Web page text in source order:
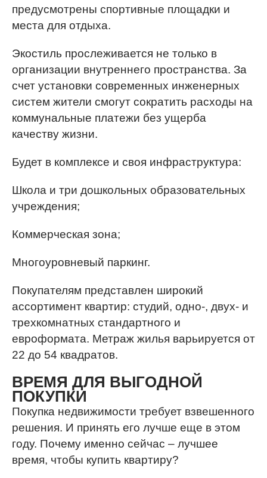
предусмотрены спортивные площадки и
места для отдыха.
Экостиль прослеживается не только в
организации внутреннего пространства. За
счет установки современных инженерных
систем жители смогут сократить расходы на
коммунальные платежи без ущерба
качеству жизни.
Будет в комплексе и своя инфраструктура:
Школа и три дошкольных образовательных
учреждения;
Коммерческая зона;
Многоуровневый паркинг.
Покупателям представлен широкий
ассортимент квартир: студий, одно-, двух- и
трехкомнатных стандартного и
евроформата. Метраж жилья варьируется от
22 до 54 квадратов.
ВРЕМЯ ДЛЯ ВЫГОДНОЙ
ПОКУПКИ
Покупка недвижимости требует взвешенного
решения. И принять его лучше еще в этом
году. Почему именно сейчас – лучшее
время, чтобы купить квартиру?